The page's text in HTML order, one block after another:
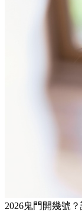
2026鬼門開幾號